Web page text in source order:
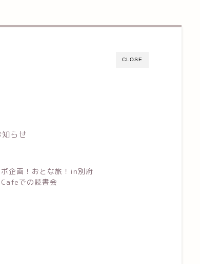
CLOSE
らせ
企画！おとな旅！in別府
＆Cafeでの読書会